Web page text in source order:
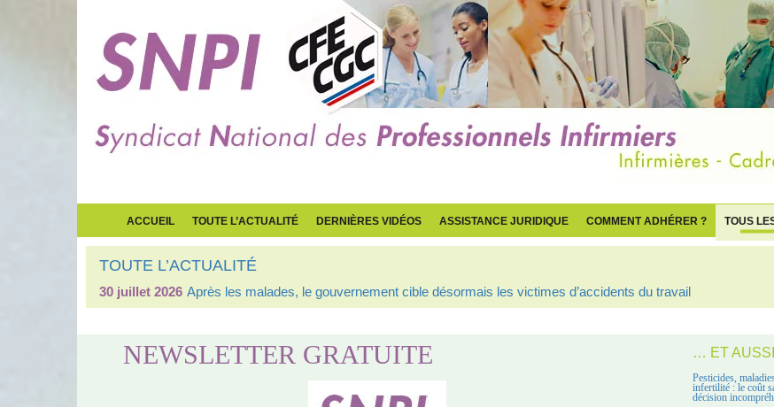
ACCUEIL TOUTE L’ACTUALITÉ DERNIÈRES VIDÉOS ASSISTANCE JURIDIQUE COMMENT ADHÉRER ? TOUS
TOUTE L’ACTUALITÉ
30 juillet 2026 Après les malades, le gouvernement cible désormais les victimes d’accidents du travail
NEWSLETTER GRATUITE … ET AUSSI
Pesticides,
infertilité : le coût
décision